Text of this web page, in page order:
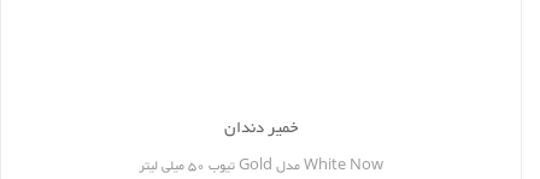
خمیر دندان
White Now مدل Gold تیوب 50 میلی لیتر